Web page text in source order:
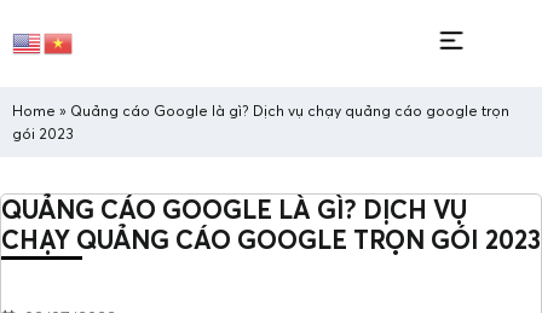
Home » Quảng cáo Google là gì? Dịch vụ chạy quảng cáo google trọn
gói 2023
QUẢNG CÁO GOOGLE LÀ GÌ? DỊCH VỤ
CHẠY QUẢNG CÁO GOOGLE TRỌN GÓI 2023